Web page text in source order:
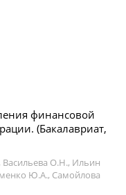
финансовой
(Бакалавриат,
О.Н., Ильин
Ю.А., Самойлова